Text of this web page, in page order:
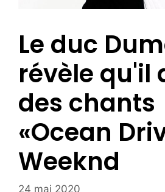
Le duc
révèle qu'il
des chants
«Ocean
Weeknd
24 mai 2020